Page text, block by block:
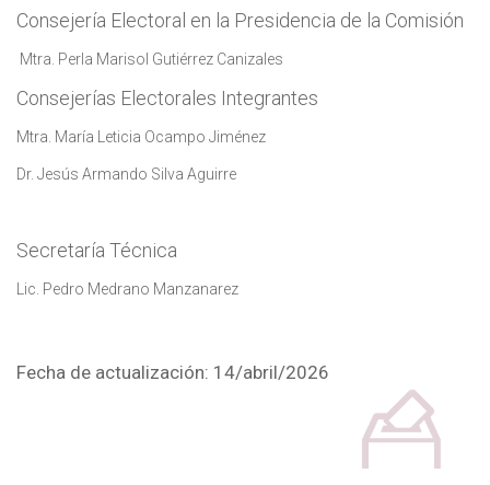
Consejería Electoral en la Presidencia de la Comisión
Mtra. Perla Marisol Gutiérrez Canizales
Consejerías Electorales Integrantes
Mtra. María Leticia Ocampo Jiménez
Dr. Jesús Armando Silva Aguirre
Secretaría Técnica
Lic. Pedro Medrano Manzanarez
Fecha de actualización: 14/abril/2026